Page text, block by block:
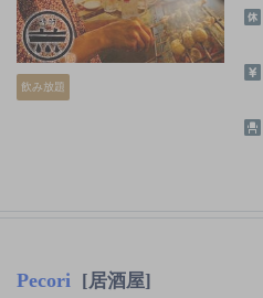
飲み放題
Pecori [居酒屋]